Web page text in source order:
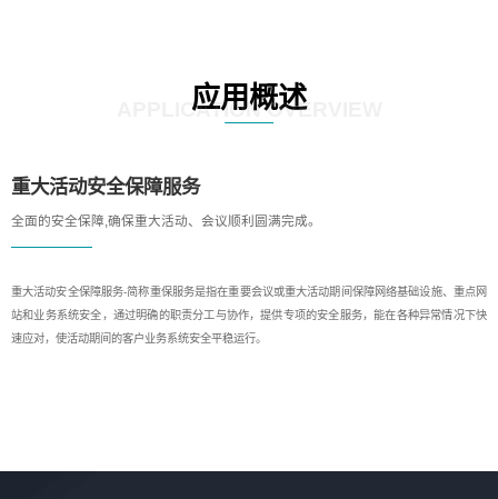
应用概述
APPLICATION OVERVIEW
重大活动安全保障服务
全面的安全保障,确保重大活动、会议顺利圆满完成。
重大活动安全保障服务-简称重保服务是指在重要会议或重大活动期间保障网络基础设施、重点网
站和业务系统安全，通过明确的职责分工与协作，提供专项的安全服务，能在各种异常情况下快
速应对，使活动期间的客户业务系统安全平稳运行。